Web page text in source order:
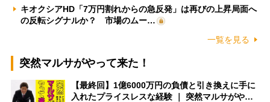
キオクシアHD「7万円割れからの急反発」は再びの上昇局面へ
の反転シグナルか？ 市場のムー…
一覧を見る
突然マルサがやって来た！
【最終回】1億6000万円の負債と引き換えに手に
入れたプライスレスな経験 ｜ 突然マルサがや…